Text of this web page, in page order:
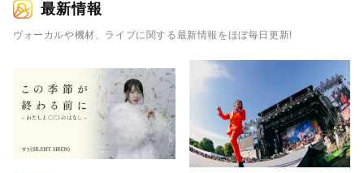
最新情報
ヴォーカルや機材、ライブに関する最新情報をほぼ毎日更新!